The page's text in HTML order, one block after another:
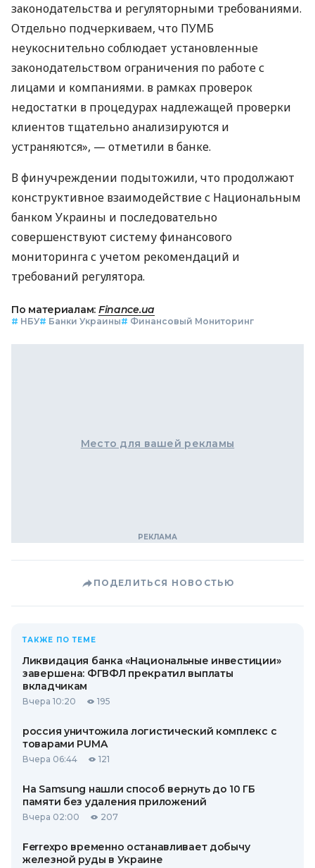
законодательства и регуляторными требованиями.
Отдельно подчеркиваем, что ПУМБ
неукоснительно соблюдает установленные
законодательством ограничения по работе с
лицами и компаниями. в рамках проверок
недостатки в процедурах надлежащей проверки
клиентов тщательно анализируются и
устраняются», — отметили в банке.
В финучреждении подытожили, что продолжают
конструктивное взаимодействие с Национальным
банком Украины и последовательно
совершенствуют систему финансового
мониторинга с учетом рекомендаций и
требований регулятора.
По материалам: Finance.ua
# НБУ# Банки Украины# Финансовый Мониторинг
Место для вашей рекламы
ПОДЕЛИТЬСЯ НОВОСТЬЮ
ТАКЖЕ ПО ТЕМЕ
Ликвидация банка «Национальные инвестиции»
завершена: ФГВФЛ прекратил выплаты
вкладчикам
Вчера 10:20 195
россия уничтожила логистический комплекс с
товарами PUMA
Вчера 06:44 121
На Samsung нашли способ вернуть до 10 ГБ
памяти без удаления приложений
Вчера 02:00 207
Ferrexpo временно останавливает добычу
железной руды в Украине